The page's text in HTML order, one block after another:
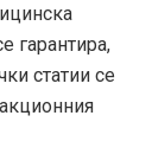
гарантира,
статии се